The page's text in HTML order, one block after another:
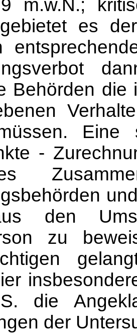
m.w.N.;
es
Behörden
Eine
-
den
zu
die
der